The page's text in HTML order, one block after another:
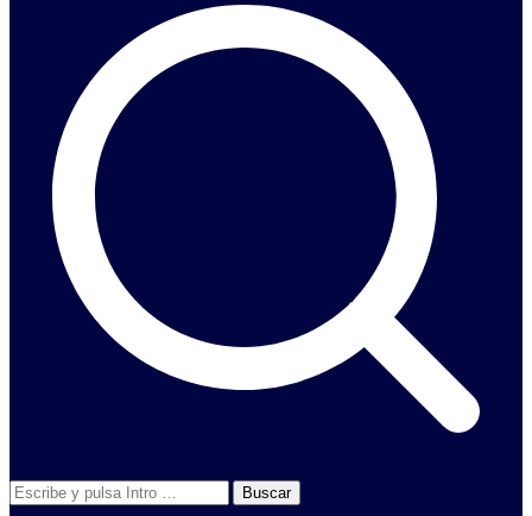
Buscar: